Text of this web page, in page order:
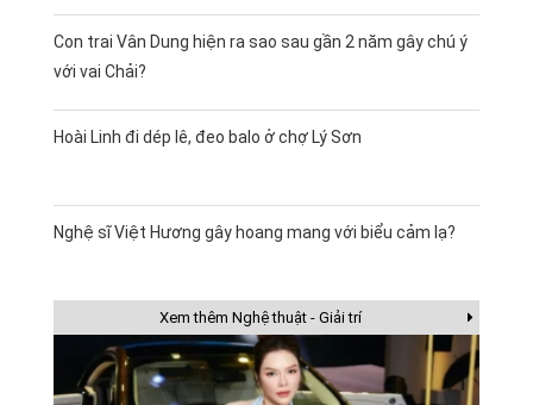
Con trai Vân Dung hiện ra sao sau gần 2 năm gây chú ý
với vai Chải?
Hoài Linh đi dép lê, đeo balo ở chợ Lý Sơn
Nghệ sĩ Việt Hương gây hoang mang với biểu cảm lạ?
Xem thêm Nghệ thuật - Giải trí